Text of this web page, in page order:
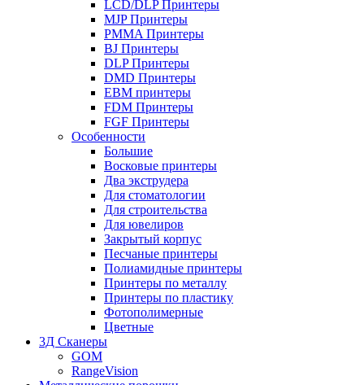
LCD/DLP Принтеры
MJP Принтеры
PMMA Принтеры
BJ Принтеры
DLP Принтеры
DMD Принтеры
EBM принтеры
FDM Принтеры
FGF Принтеры
Особенности
Большие
Восковые принтеры
Два экструдера
Для стоматологии
Для строительства
Для ювелиров
Закрытый корпус
Песчаные принтеры
Полиамидные принтеры
Принтеры по металлу
Принтеры по пластику
Фотополимерные
Цветные
3Д Сканеры
GOM
RangeVision